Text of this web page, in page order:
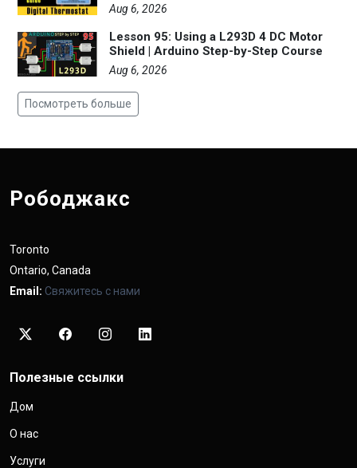
Aug 6, 2026
Lesson 95: Using a L293D 4 DC Motor
Shield | Arduino Step-by-Step Course
Aug 6, 2026
Посмотреть больше
Рободжакс
Toronto
Ontario, Canada
Email: Свяжитесь с нами
Полезные ссылки
Дом
О нас
Услуги